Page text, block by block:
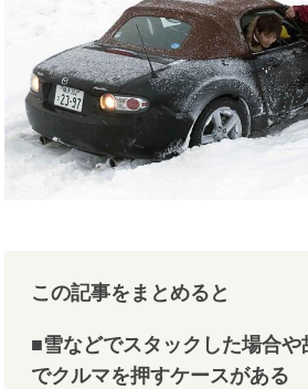
この記事をまとめると
■雪などでスタックした場合や
でクルマを押すケースがある